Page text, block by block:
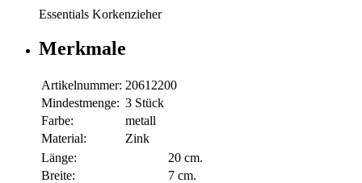
Essentials Korkenzieher
Merkmale
Artikelnummer: 20612200
Mindestmenge: 3 Stück
Farbe:
metall
Material:
Zink
Länge:
20 cm.
Breite:
7 cm.